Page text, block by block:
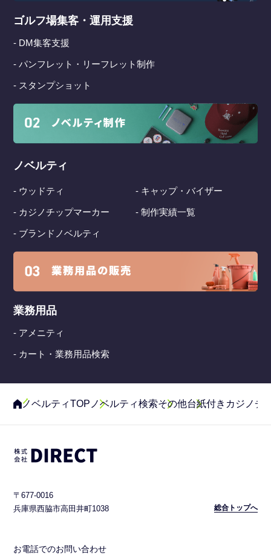
ゴルフ場集客・運用支援
- DM集客支援
- パンフレット・リーフレット制作
- スタンプショット
ノベルティ
- ウッドティ - キャップ・バイザー
- カジノチップマーカー - 制作実績一覧
- ブランドノベルティ
業務用品
- アメニティ
- カート・業務用品検索
ノベルティTOP ノベルティ検索その他台紙付きカジノチ
〒677-0016
兵庫県西脇市高田井町1038
総合トップへ
お電話でのお問い合わせ